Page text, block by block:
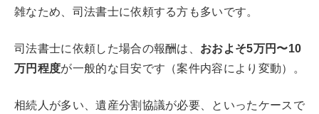
雑なため、司法書士に依頼する方も多いです。
司法書士に依頼した場合の報酬は、 おおよそ5万円〜10
万円程度が一般的な目安です（案件内容により変動）。
相続人が多い、遺産分割協議が必要、といったケースで